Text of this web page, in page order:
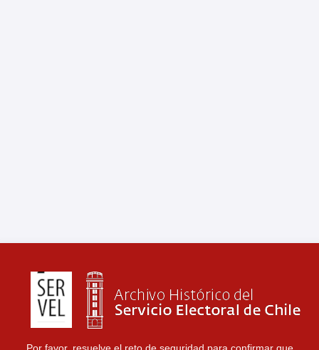
Por favor, resuelve el reto de seguridad para confirmar que